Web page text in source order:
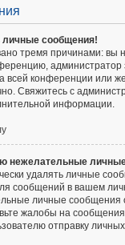
личные сообщения!
тремя причинами: вы
администратор
всей конференции или
Свяжитесь с
информации.
нежелательные
удалять личные
сообщений в вашем
личные сообщения
жалобы на
отправку